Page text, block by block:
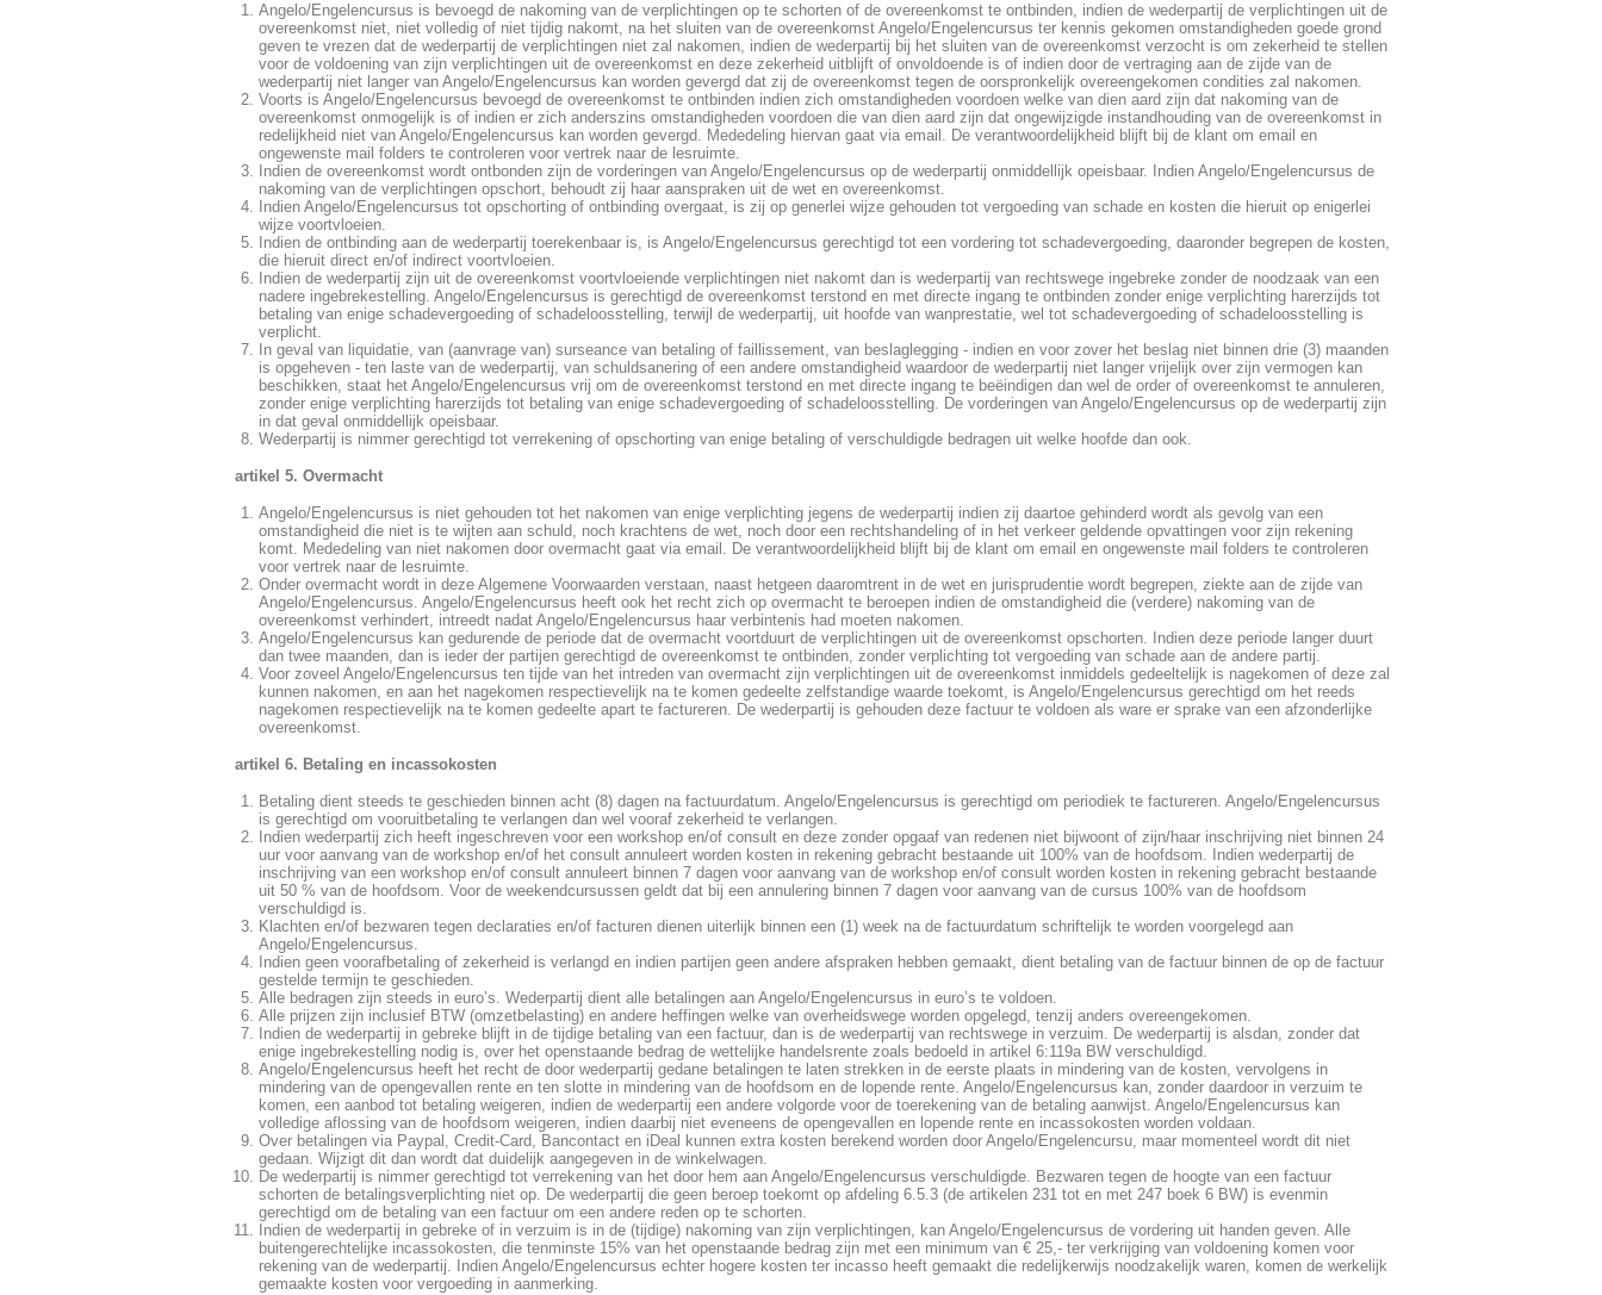
Angelo/Engelencursus is bevoegd de nakoming van de verplichtingen op te schorten of de overeenkomst te ontbinden, indien de wederpartij de verplichtingen uit de
overeenkomst niet, niet volledig of niet tijdig nakomt, na het sluiten van de overeenkomst Angelo/Engelencursus ter kennis gekomen omstandigheden goede grond
geven te vrezen dat de wederpartij de verplichtingen niet zal nakomen, indien de wederpartij bij het sluiten van de overeenkomst verzocht is om zekerheid te stellen
voor de voldoening van zijn verplichtingen uit de overeenkomst en deze zekerheid uitblijft of onvoldoende is of indien door de vertraging aan de zijde van de
wederpartij niet langer van Angelo/Engelencursus kan worden gevergd dat zij de overeenkomst tegen de oorspronkelijk overeengekomen condities zal nakomen.
Voorts is Angelo/Engelencursus bevoegd de overeenkomst te ontbinden indien zich omstandigheden voordoen welke van dien aard zijn dat nakoming van de
overeenkomst onmogelijk is of indien er zich anderszins omstandigheden voordoen die van dien aard zijn dat ongewijzigde instandhouding van de overeenkomst in
redelijkheid niet van Angelo/Engelencursus kan worden gevergd. Mededeling hiervan gaat via email. De verantwoordelijkheid blijft bij de klant om email en
ongewenste mail folders te controleren voor vertrek naar de lesruimte.
Indien de overeenkomst wordt ontbonden zijn de vorderingen van Angelo/Engelencursus op de wederpartij onmiddellijk opeisbaar. Indien Angelo/Engelencursus de
nakoming van de verplichtingen opschort, behoudt zij haar aanspraken uit de wet en overeenkomst.
Indien Angelo/Engelencursus tot opschorting of ontbinding overgaat, is zij op generlei wijze gehouden tot vergoeding van schade en kosten die hieruit op enigerlei
wijze voortvloeien.
Indien de ontbinding aan de wederpartij toerekenbaar is, is Angelo/Engelencursus gerechtigd tot een vordering tot schadevergoeding, daaronder begrepen de kosten,
die hieruit direct en/of indirect voortvloeien.
Indien de wederpartij zijn uit de overeenkomst voortvloeiende verplichtingen niet nakomt dan is wederpartij van rechtswege ingebreke zonder de noodzaak van een
nadere ingebrekestelling. Angelo/Engelencursus is gerechtigd de overeenkomst terstond en met directe ingang te ontbinden zonder enige verplichting harerzijds tot
betaling van enige schadevergoeding of schadeloosstelling, terwijl de wederpartij, uit hoofde van wanprestatie, wel tot schadevergoeding of schadeloosstelling is
verplicht.
In geval van liquidatie, van (aanvrage van) surseance van betaling of faillissement, van beslaglegging - indien en voor zover het beslag niet binnen drie (3) maanden
is opgeheven - ten laste van de wederpartij, van schuldsanering of een andere omstandigheid waardoor de wederpartij niet langer vrijelijk over zijn vermogen kan
beschikken, staat het Angelo/Engelencursus vrij om de overeenkomst terstond en met directe ingang te beëindigen dan wel de order of overeenkomst te annuleren,
zonder enige verplichting harerzijds tot betaling van enige schadevergoeding of schadeloosstelling. De vorderingen van Angelo/Engelencursus op de wederpartij zijn
in dat geval onmiddellijk opeisbaar.
Wederpartij is nimmer gerechtigd tot verrekening of opschorting van enige betaling of verschuldigde bedragen uit welke hoofde dan ook.
artikel 5. Overmacht
Angelo/Engelencursus is niet gehouden tot het nakomen van enige verplichting jegens de wederpartij indien zij daartoe gehinderd wordt als gevolg van een
omstandigheid die niet is te wijten aan schuld, noch krachtens de wet, noch door een rechtshandeling of in het verkeer geldende opvattingen voor zijn rekening
komt. Mededeling van niet nakomen door overmacht gaat via email. De verantwoordelijkheid blijft bij de klant om email en ongewenste mail folders te controleren
voor vertrek naar de lesruimte.
Onder overmacht wordt in deze Algemene Voorwaarden verstaan, naast hetgeen daaromtrent in de wet en jurisprudentie wordt begrepen, ziekte aan de zijde van
Angelo/Engelencursus. Angelo/Engelencursus heeft ook het recht zich op overmacht te beroepen indien de omstandigheid die (verdere) nakoming van de
overeenkomst verhindert, intreedt nadat Angelo/Engelencursus haar verbintenis had moeten nakomen.
Angelo/Engelencursus kan gedurende de periode dat de overmacht voortduurt de verplichtingen uit de overeenkomst opschorten. Indien deze periode langer duurt
dan twee maanden, dan is ieder der partijen gerechtigd de overeenkomst te ontbinden, zonder verplichting tot vergoeding van schade aan de andere partij.
Voor zoveel Angelo/Engelencursus ten tijde van het intreden van overmacht zijn verplichtingen uit de overeenkomst inmiddels gedeeltelijk is nagekomen of deze zal
kunnen nakomen, en aan het nagekomen respectievelijk na te komen gedeelte zelfstandige waarde toekomt, is Angelo/Engelencursus gerechtigd om het reeds
nagekomen respectievelijk na te komen gedeelte apart te factureren. De wederpartij is gehouden deze factuur te voldoen als ware er sprake van een afzonderlijke
overeenkomst.
artikel 6. Betaling en incassokosten
Betaling dient steeds te geschieden binnen acht (8) dagen na factuurdatum. Angelo/Engelencursus is gerechtigd om periodiek te factureren. Angelo/Engelencursus
is gerechtigd om vooruitbetaling te verlangen dan wel vooraf zekerheid te verlangen.
Indien wederpartij zich heeft ingeschreven voor een workshop en/of consult en deze zonder opgaaf van redenen niet bijwoont of zijn/haar inschrijving niet binnen 24
uur voor aanvang van de workshop en/of het consult annuleert worden kosten in rekening gebracht bestaande uit 100% van de hoofdsom. Indien wederpartij de
inschrijving van een workshop en/of consult annuleert binnen 7 dagen voor aanvang van de workshop en/of consult worden kosten in rekening gebracht bestaande
uit 50 % van de hoofdsom. Voor de weekendcursussen geldt dat bij een annulering binnen 7 dagen voor aanvang van de cursus 100% van de hoofdsom
verschuldigd is.
Klachten en/of bezwaren tegen declaraties en/of facturen dienen uiterlijk binnen een (1) week na de factuurdatum schriftelijk te worden voorgelegd aan
Angelo/Engelencursus.
Indien geen voorafbetaling of zekerheid is verlangd en indien partijen geen andere afspraken hebben gemaakt, dient betaling van de factuur binnen de op de factuur
gestelde termijn te geschieden.
Alle bedragen zijn steeds in euro’s. Wederpartij dient alle betalingen aan Angelo/Engelencursus in euro’s te voldoen.
Alle prijzen zijn inclusief BTW (omzetbelasting) en andere heffingen welke van overheidswege worden opgelegd, tenzij anders overeengekomen.
Indien de wederpartij in gebreke blijft in de tijdige betaling van een factuur, dan is de wederpartij van rechtswege in verzuim. De wederpartij is alsdan, zonder dat
enige ingebrekestelling nodig is, over het openstaande bedrag de wettelijke handelsrente zoals bedoeld in artikel 6:119a BW verschuldigd.
Angelo/Engelencursus heeft het recht de door wederpartij gedane betalingen te laten strekken in de eerste plaats in mindering van de kosten, vervolgens in
mindering van de opengevallen rente en ten slotte in mindering van de hoofdsom en de lopende rente. Angelo/Engelencursus kan, zonder daardoor in verzuim te
komen, een aanbod tot betaling weigeren, indien de wederpartij een andere volgorde voor de toerekening van de betaling aanwijst. Angelo/Engelencursus kan
volledige aflossing van de hoofdsom weigeren, indien daarbij niet eveneens de opengevallen en lopende rente en incassokosten worden voldaan.
Over betalingen via Paypal, Credit-Card, Bancontact en iDeal kunnen extra kosten berekend worden door Angelo/Engelencursu, maar momenteel wordt dit niet
gedaan. Wijzigt dit dan wordt dat duidelijk aangegeven in de winkelwagen.
De wederpartij is nimmer gerechtigd tot verrekening van het door hem aan Angelo/Engelencursus verschuldigde. Bezwaren tegen de hoogte van een factuur
schorten de betalingsverplichting niet op. De wederpartij die geen beroep toekomt op afdeling 6.5.3 (de artikelen 231 tot en met 247 boek 6 BW) is evenmin
gerechtigd om de betaling van een factuur om een andere reden op te schorten.
Indien de wederpartij in gebreke of in verzuim is in de (tijdige) nakoming van zijn verplichtingen, kan Angelo/Engelencursus de vordering uit handen geven. Alle
buitengerechtelijke incassokosten, die tenminste 15% van het openstaande bedrag zijn met een minimum van € 25,- ter verkrijging van voldoening komen voor
rekening van de wederpartij. Indien Angelo/Engelencursus echter hogere kosten ter incasso heeft gemaakt die redelijkerwijs noodzakelijk waren, komen de werkelijk
gemaakte kosten voor vergoeding in aanmerking.